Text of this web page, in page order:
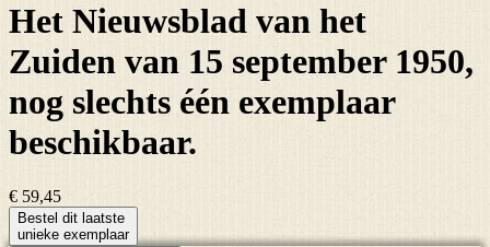
Het Nieuwsblad van het
Zuiden van 15 september 1950,
nog slechts één exemplaar
beschikbaar.
€ 59,45
Bestel dit laatste
unieke exemplaar